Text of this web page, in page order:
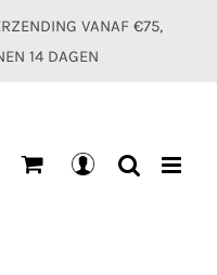
VANAF €75,
14 DAGEN